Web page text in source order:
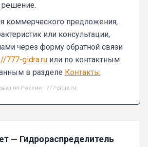
коммерческого предложения,
или консультации,
через форму обратной связи
777-gidra.ru или по контактным
в разделе Контакты.
по России · 777-gidra.ru
— Гидрораспределитель